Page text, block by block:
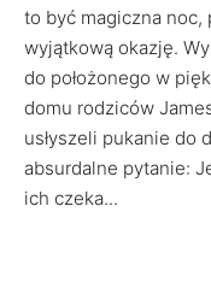
to być magiczna
wyjątkową okazję.
do położonego w
domu rodziców
usłyszeli pukanie do
absurdalne pytanie:
ich czeka...